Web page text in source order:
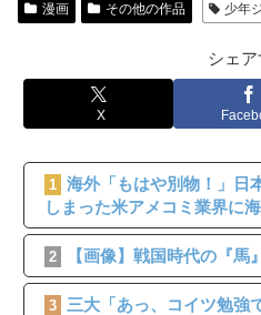
漫画 その他の作品 少年
シェア
X
1 海外「もはや別物！」日
しまった米アメコミ業界に
2 【画像】戦国時代の『馬
3
三大「あっ、コイツ勉強